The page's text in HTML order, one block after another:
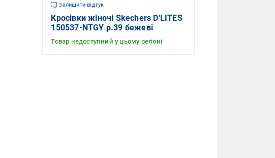
залишити відгук
Кросівки жіночі Skechers D'LITES
150537-NTGY р.39 бежеві
Товар недоступний у цьому регіоні